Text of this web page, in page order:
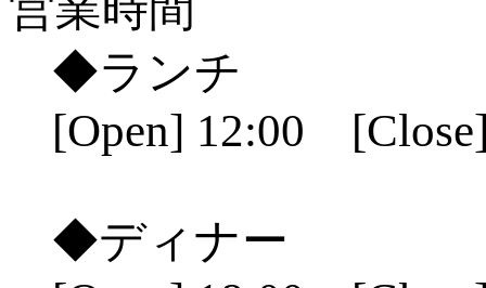
◆ランチ
[Open] 12:00
◆ディナー